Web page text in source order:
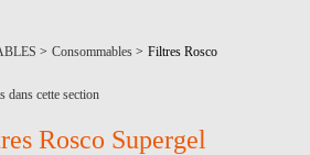
> Consommables > Filtres Rosco
dans cette section
Rosco Supergel